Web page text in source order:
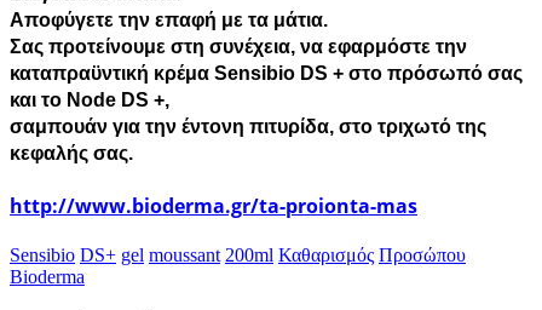
Αποφύγετε την επαφή με τα μάτια.
Σας προτείνουμε στη συνέχεια, να εφαρμόστε την
καταπραϋντική κρέμα Sensibio DS + στο πρόσωπό σας
και το Νοde DS +,
σαμπουάν για την έντονη πιτυρίδα, στο τριχωτό της
κεφαλής σας.
http://www.bioderma.gr/ta-proionta-mas
Sensibio DS+ gel moussant 200ml Καθαρισμός Προσώπου
Bioderma